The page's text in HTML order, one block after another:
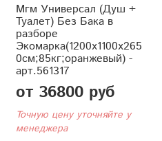
Мгм Универсал (Душ +
Туалет) Без Бака в
разборе
Экомарка(1200x1100x265
0см;85кг;оранжевый) -
арт.561317
от 36800 руб
Точную цену уточняйте у
менеджера